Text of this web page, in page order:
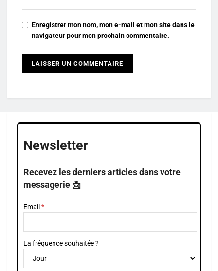
Enregistrer mon nom, mon e-mail et mon site dans le
navigateur pour mon prochain commentaire.
Newsletter
Recevez les derniers articles dans votre
messagerie 📩
Email
La fréquence souhaitée ?